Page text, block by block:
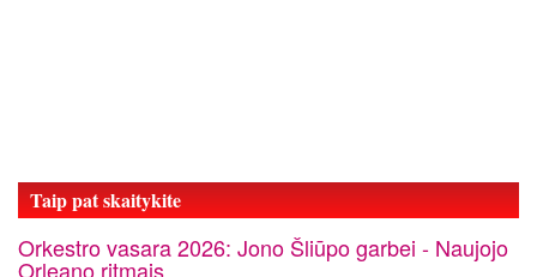
Taip pat skaitykite
Orkestro vasara 2026: Jono Šliūpo garbei - Naujojo
Orleano ritmais